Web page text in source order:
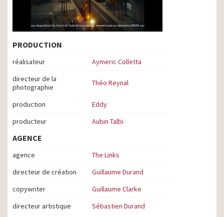
PRODUCTION
réalisateur
Aymeric Colletta
directeur de la
photographie
Théo Reynal
production
Eddy
producteur
Aubin Talbi
AGENCE
agence
The Links
directeur de création
Guillaume Durand
copywriter
Guillaume Clarke
directeur artistique
Sébastien Durand